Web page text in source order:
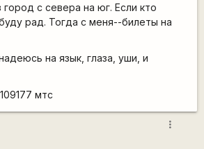
с севера на юг. Если кто
рад. Тогда с меня--билеты на
на язык, глаза, уши, и
мтс
more_vert